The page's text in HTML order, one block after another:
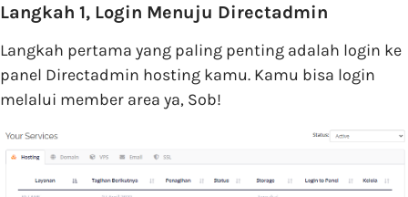
Langkah 1, Login Menuju Directadmin
Langkah pertama yang paling penting adalah login ke
panel Directadmin hosting kamu. Kamu bisa login
melalui member area ya, Sob!